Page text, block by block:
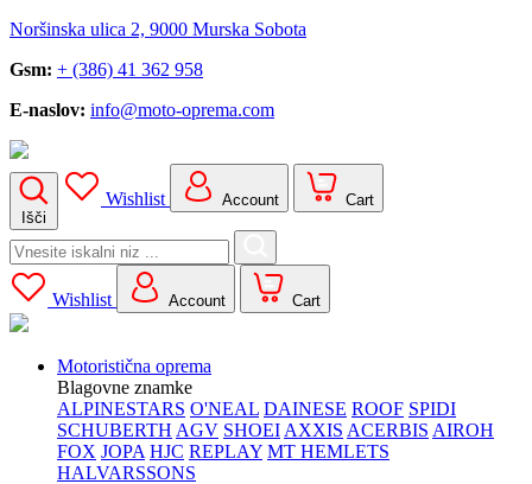
Noršinska ulica 2, 9000 Murska Sobota
Gsm: + (386) 41 362 958
E-naslov: info@moto-oprema.com
Išči
Wishlist Account Cart
Search
for:
Wishlist
Account Cart
Motoristična oprema
Blagovne znamke
ALPINESTARS O'NEAL DAINESE ROOF SPIDI
SCHUBERTH AGV SHOEI AXXIS ACERBIS AIROH
FOX JOPA HJC REPLAY MT HEMLETS
HALVARSSONS